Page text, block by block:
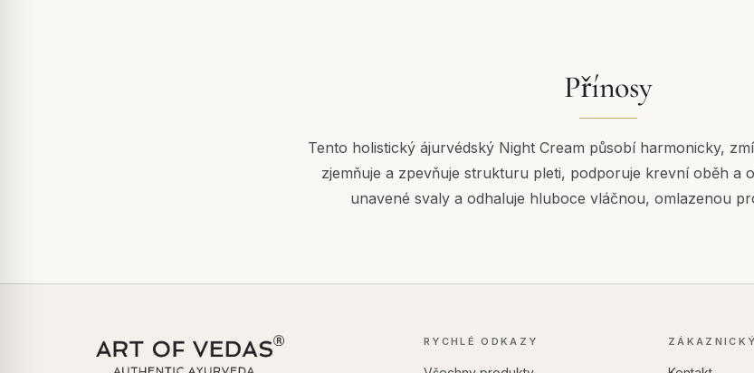
Přínosy
Tento holistický ájurvédský Night Cream působí harmonicky,
zjemňuje a zpevňuje strukturu pleti, podporuje krevní oběh a
unavené svaly a odhaluje hluboce vláčnou, omlazenou
RYCHLÉ ODKAZY